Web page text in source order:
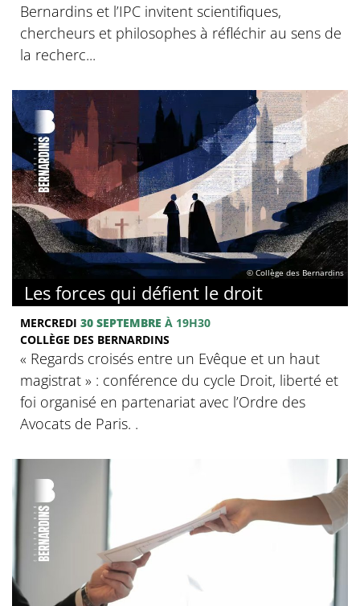
Bernardins et l’IPC invitent scientifiques,
chercheurs et philosophes à réfléchir au sens de
la recherc...
© Collège des Bernardins
Les forces qui défient le droit
MERCREDI 30 SEPTEMBRE À 19H30
COLLÈGE DES BERNARDINS
« Regards croisés entre un Evêque et un haut
magistrat » : conférence du cycle Droit, liberté et
foi organisé en partenariat avec l’Ordre des
Avocats de Paris. .